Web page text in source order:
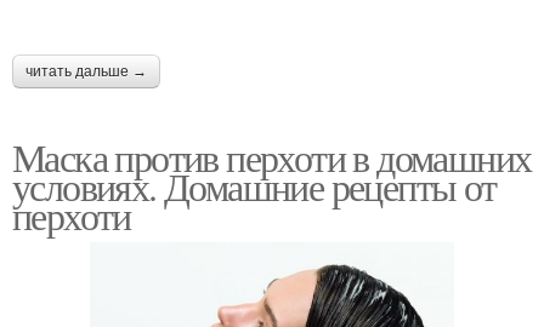
Маска для волос Маска от сухой перхоти
Маски от жирного типа Маска из настойки
читать дальше →
Маска против перхоти в домашних
условиях. Домашние рецепты от
перхоти